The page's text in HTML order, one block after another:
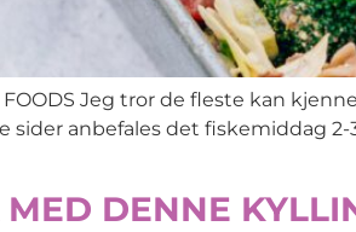
Jeg tror de fleste kan
sider anbefales det fiskemiddag
MED DENNE